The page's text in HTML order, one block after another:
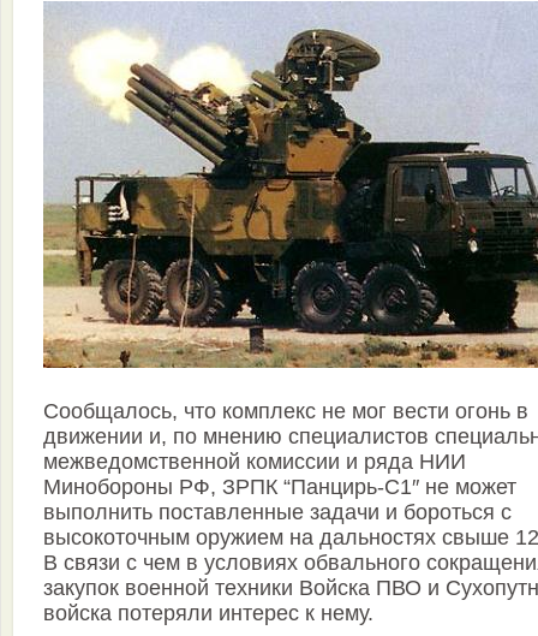
Сообщалось, что комплекс не мог вести огонь в
движении и, по мнению специалистов
межведомственной комиссии и ряда НИИ
Минобороны РФ, ЗРПК “Панцирь-С1″ не может
выполнить поставленные задачи и бороться с
высокоточным оружием на дальностях свыше
В связи с чем в условиях обвального
закупок военной техники Войска ПВО и
войска потеряли интерес к нему.